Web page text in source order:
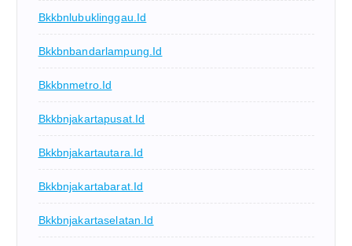
Bkkbnlubuklinggau.id
Bkkbnbandarlampung.id
Bkkbnmetro.id
Bkkbnjakartapusat.id
Bkkbnjakartautara.id
Bkkbnjakartabarat.id
Bkkbnjakartaselatan.id